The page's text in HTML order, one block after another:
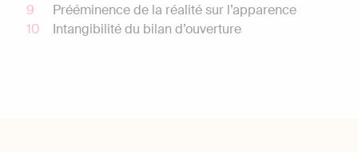
Prééminence de la réalité sur l’apparence
Intangibilité du bilan d’ouverture